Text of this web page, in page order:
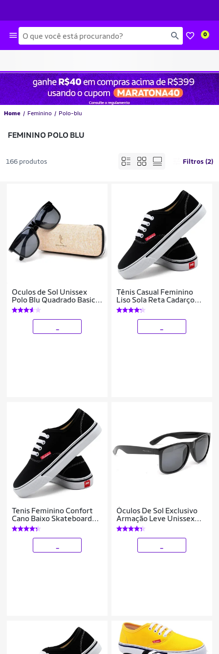
Busca 0
Home Feminino Polo-blu
FEMININO POLO BLU
166 produtos Filtros (2)
Oculos de Sol Unissex
Polo Blu Quadrado Basico
Moderno com Estojo
Caixinha
Tênis Casual Feminino
Liso Sola Reta Cadarço
Conforto Leve
Tenis Feminino Confort
Cano Baixo Skateboard
Casual
Óculos De Sol Exclusivo
Armação Leve Unissex
Proteção UV Design